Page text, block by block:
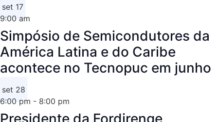
set 17
9:00 am
Simpósio de Semicondutores da
América Latina e do Caribe
acontece no Tecnopuc em junho
set 28
6:00 pm - 8:00 pm
Presidente da Fordirenge,